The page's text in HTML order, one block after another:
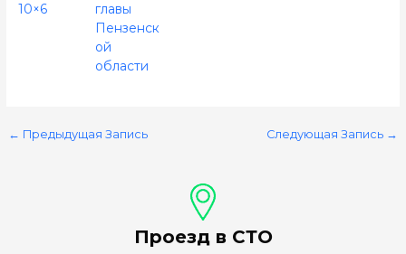
10×6
главы
Пензенск
ой
области
← Предыдущая Запись Следующая Запись →
Проезд в СТО